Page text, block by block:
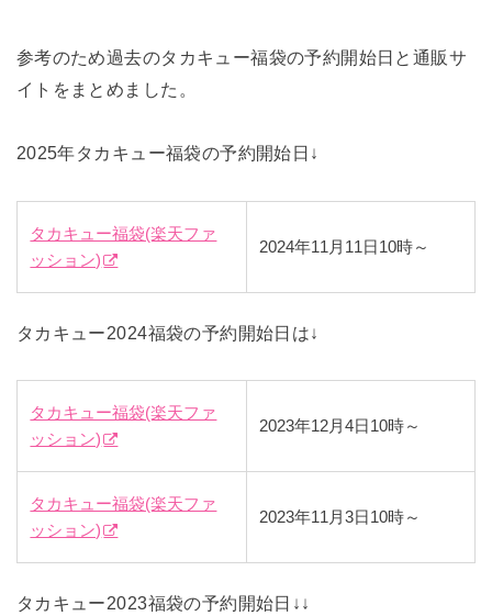
参考のため過去のタカキュー福袋の予約開始日と通販サ
イトをまとめました。
2025年タカキュー福袋の予約開始日↓
タカキュー福袋(楽天ファ
ッション)
2024年11月11日10時～
タカキュー2024福袋の予約開始日は↓
タカキュー福袋(楽天ファ
ッション)
2023年12月4日10時～
タカキュー福袋(楽天ファ
ッション)
2023年11月3日10時～
タカキュー2023福袋の予約開始日↓↓